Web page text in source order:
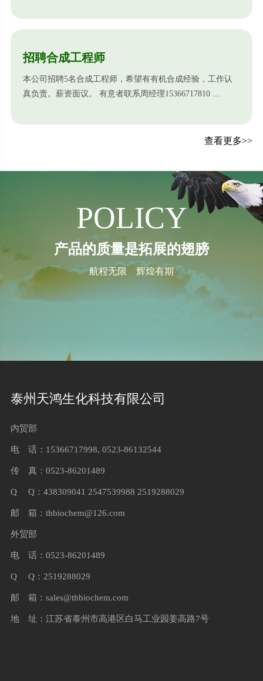
招聘合成工程师
本公司招聘5名合成工程师，希望有有机合成经验，工作认
真负责。薪资面议。 有意者联系周经理15366717810 ...
查看更多>>
POLICY
产品的质量是拓展的翅膀
航程无限 辉煌有期
泰州天鸿生化科技有限公司
内贸部
电 话：15366717998, 0523-86132544
传 真：0523-86201489
Q Q：438309041 2547539988 2519288029
邮 箱： thbiochem@126.com
外贸部
电 话：0523-86201489
Q Q：2519288029
邮 箱： sales@thbiochem.com
地 址：江苏省泰州市高港区白马工业园姜高路7号